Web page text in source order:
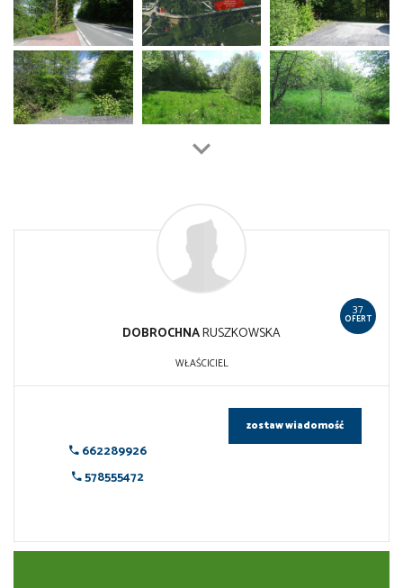
37
OFERT
DOBROCHNARUSZKOWSKA
WŁAŚCICIEL
662289926
578555472
zostaw wiadomość